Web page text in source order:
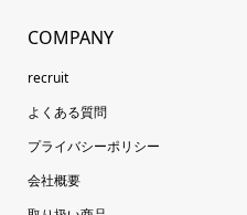
COMPANY
recruit
よくある質問
プライバシーポリシー
会社概要